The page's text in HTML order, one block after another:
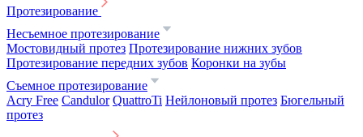
Протезирование
Несъемное протезирование
Мостовидный протез Протезирование нижних зубов
Протезирование передних зубов Коронки на зубы
Съемное протезирование
Acry Free Candulor QuattroTi Нейлоновый протез Бюгельный
протез